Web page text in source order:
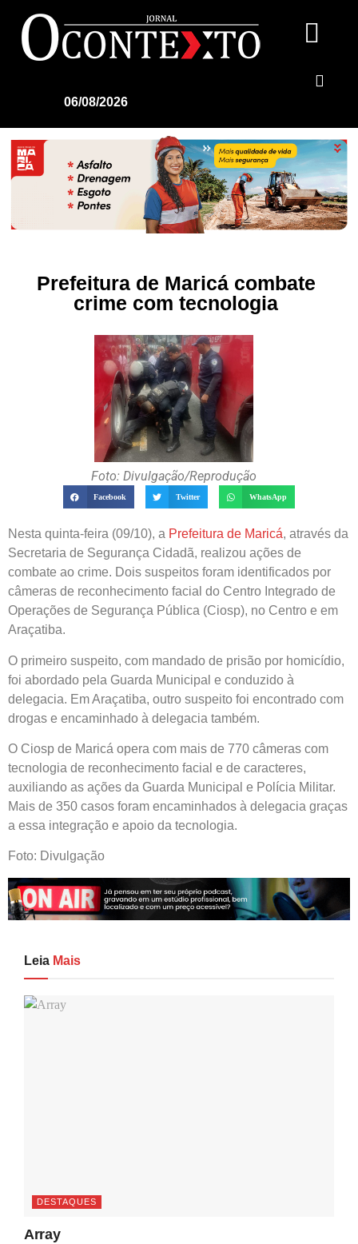
06/08/2026
Prefeitura de Maricá combate
crime com tecnologia
Foto: Divulgação/Reprodução
Facebook Twitter WhatsApp
Nesta quinta-feira (09/10), a Prefeitura de Maricá, através da
Secretaria de Segurança Cidadã, realizou ações de
combate ao crime. Dois suspeitos foram identificados por
câmeras de reconhecimento facial do Centro Integrado de
Operações de Segurança Pública (Ciosp), no Centro e em
Araçatiba.
O primeiro suspeito, com mandado de prisão por homicídio,
foi abordado pela Guarda Municipal e conduzido à
delegacia. Em Araçatiba, outro suspeito foi encontrado com
drogas e encaminhado à delegacia também.
O Ciosp de Maricá opera com mais de 770 câmeras com
tecnologia de reconhecimento facial e de caracteres,
auxiliando as ações da Guarda Municipal e Polícia Militar.
Mais de 350 casos foram encaminhados à delegacia graças
a essa integração e apoio da tecnologia.
Foto: Divulgação
Leia Mais
DESTAQUES
Array